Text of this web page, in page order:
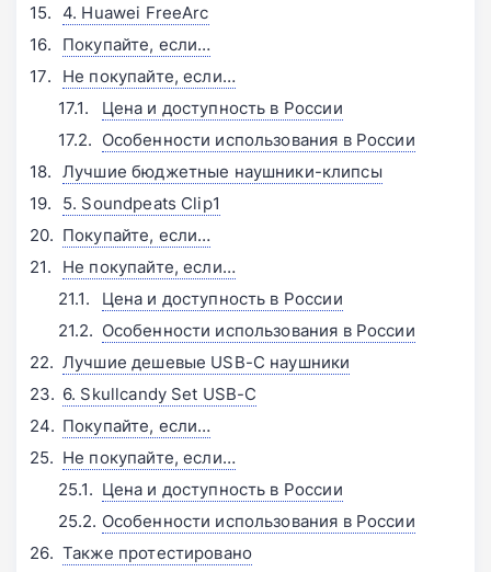
4. Huawei FreeArc
Покупайте, если…
Не покупайте, если…
Цена и доступность в России
Особенности использования в России
Лучшие бюджетные наушники-клипсы
5. Soundpeats Clip1
Покупайте, если…
Не покупайте, если…
Цена и доступность в России
Особенности использования в России
Лучшие дешевые USB-C наушники
6. Skullcandy Set USB-C
Покупайте, если…
Не покупайте, если…
Цена и доступность в России
Особенности использования в России
Также протестировано